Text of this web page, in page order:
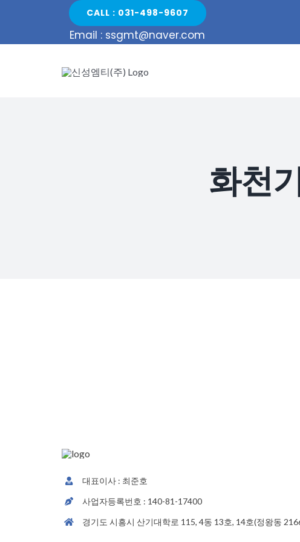
content
CALL : 031-498-9607
Email : ssgmt@naver.com
화천
대표이사 : 최준호
사업자등록번호 : 140-81-17400
경기도 시흥시 산기대학로 115, 4동 13호, 14호(정왕동